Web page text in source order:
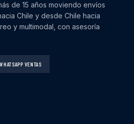
de 15 años moviendo envíos
Chile y desde Chile hacia
y multimodal, con asesoría
VENTAS